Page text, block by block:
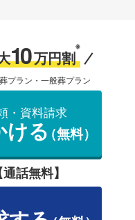
10万円割
※
プラン・一般葬プラン
・資料請求
ける（無料）
話無料】